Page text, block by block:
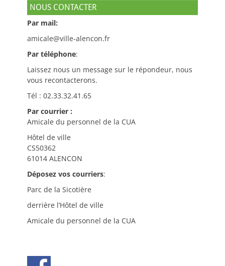
NOUS CONTACTER
Par mail:
amicale@ville-alencon.fr
Par téléphone:
Laissez nous un message sur le répondeur, nous
vous recontacterons.
Tél : 02.33.32.41.65
Par courrier :
Amicale du personnel de la CUA
Hôtel de ville
CS50362
61014 ALENCON
Déposez vos courriers:
Parc de la Sicotière
derrière l’Hôtel de ville
Amicale du personnel de la CUA